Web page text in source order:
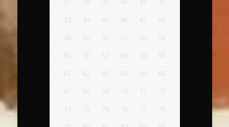
37 38 39 41 42
43 45 47 48
50 51 52 53 54
55 56 57 58 59
61 62 63 65
67 68 70 71 72
73 74 75 76 77 78